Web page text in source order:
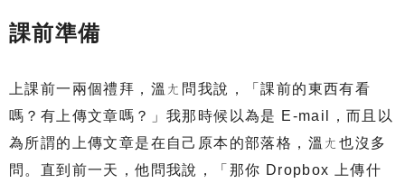
課前準備
上課前一兩個禮拜，溫ㄤ問我說，「課前的東西有看
嗎？有上傳文章嗎？」我那時候以為是 E-mail，而且以
為所謂的上傳文章是在自己原本的部落格，溫ㄤ也沒多
問。直到前一天，他問我說，「那你 Dropbox 上傳什